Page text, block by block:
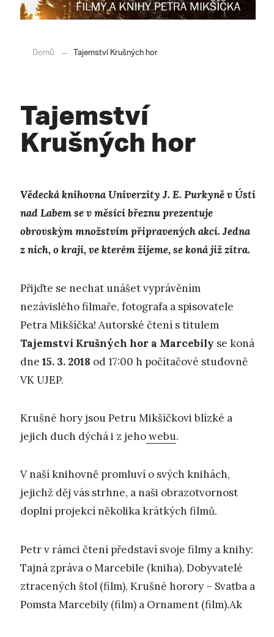
Domů Tajemství Krušných hor
Tajemství
Krušných hor
Vědecká knihovna Univerzity J. E. Purkyně v Ústí
nad Labem se v měsíci březnu prezentuje
obrovským množstvím připravených akcí. Jedna
z nich, o kraji, ve kterém žijeme, se koná již zítra.
Přijďte se nechat unášet vyprávěním
nezávislého filmaře, fotografa a spisovatele
Petra Mikšíčka! Autorské čtení s titulem
Tajemství Krušných hor a Marcebily se koná
dne 15. 3. 2018 od 17:00 h počítačové studovně
VK UJEP.
Krušné hory jsou Petru Mikšíčkovi blízké a
jejich duch dýchá i z jehowebu.
V naší knihovně promluví o svých knihách,
jejichž děj vás strhne, a naši obrazotvornost
doplní projekcí několika krátkých filmů.
Petr v rámci čtení představí svoje filmy a knihy:
Tajná zpráva o Marcebile (kniha), Dobyvatelé
ztracených štol (film), Krušné horory – Svatba a
Pomsta Marcebily (film) a Ornament (film).Ak